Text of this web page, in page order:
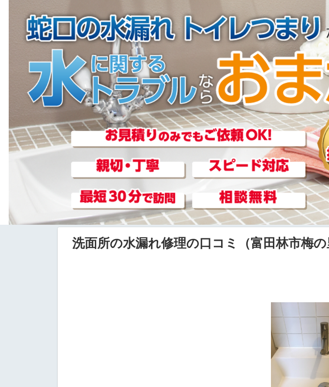
洗面所の水漏れ修理の口コミ（富田林市梅の